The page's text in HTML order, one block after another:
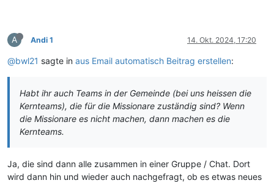
A Andi 1 14. Okt. 2024, 17:20
@bwl21 sagte in aus Email automatisch Beitrag erstellen:
Habt ihr auch Teams in der Gemeinde (bei uns heissen die
Kernteams), die für die Missionare zuständig sind? Wenn
die Missionare es nicht machen, dann machen es die
Kernteams.
Ja, die sind dann alle zusammen in einer Gruppe / Chat. Dort
wird dann hin und wieder auch nachgefragt, ob es etwas neues